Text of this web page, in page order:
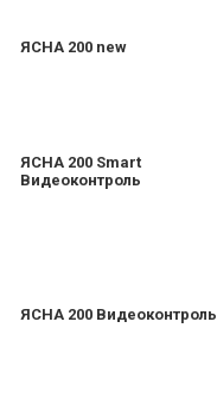
ЯСНА 200 new
ЯСНА 200 Smart
Видеоконтроль
ЯСНА 200 Видеоконтроль